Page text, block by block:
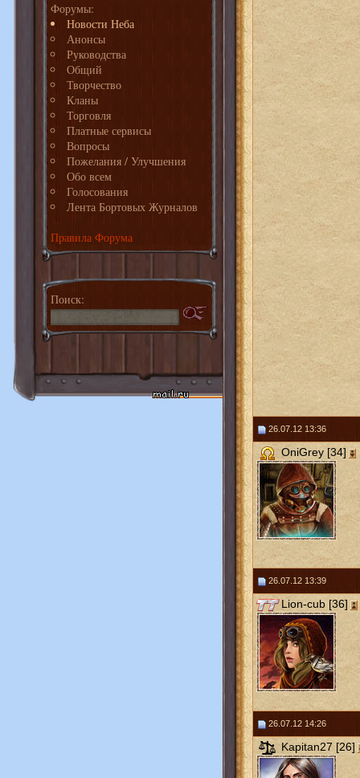
Форумы:
Новости Неба
Анонсы
Руководства
Общий
Творчество
Кланы
Торговля
Платные сервисы
Вопросы
Пожелания / Улучшения
Обо всем
Голосования
Лента Бортовых Журналов
Правила Форума
Поиск:
26.07.12 13:36
OniGrey [34]
26.07.12 13:39
Lion-cub [36]
26.07.12 14:26
Kapitan27 [26]